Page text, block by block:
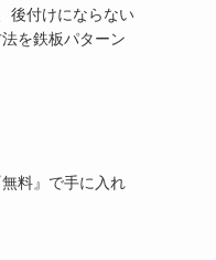
後付けにならない
を鉄板パターン
料』で手に入れ